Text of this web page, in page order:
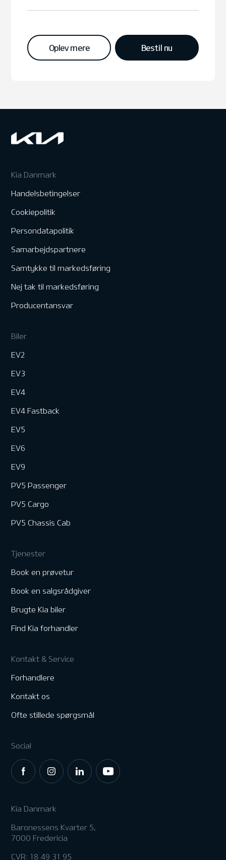
Oplev mere Bestil nu
Kia Danmark
Handelsbetingelser
Cookiepolitik
Persondatapolitik
Samarbejdspartnere
Samtykke til markedsføring
Nej tak til markedsføring
Producentansvar
Biler
EV2
EV3
EV4
EV4 Fastback
EV5
EV6
EV9
PV5 Passenger
PV5 Cargo
PV5 Chassis Cab
Tjenester
Book en prøvetur
Book en salgsrådgiver
Brugte Kia biler
Find Kia forhandler
Kontakt & Service
Forhandlere
Kontakt os
Ofte stillede spørgsmål
Social
Kia Danmark
Baronessens Kvarter 5,
7000 Fredericia
CVR: 18 49 31 95